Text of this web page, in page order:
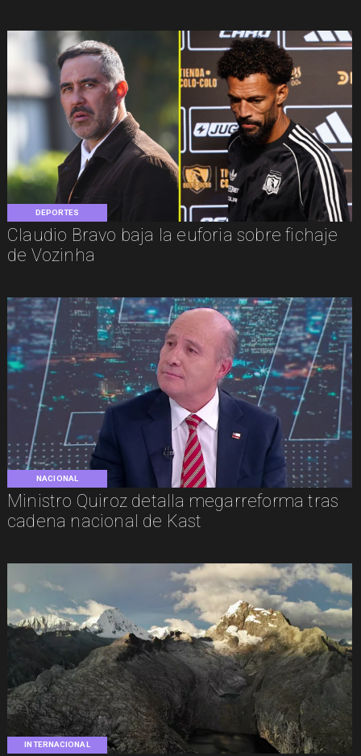
DEPORTES
Claudio Bravo baja la euforia sobre fichaje
de Vozinha
NACIONAL
Ministro Quiroz detalla megarreforma tras
cadena nacional de Kast
INTERNACIONAL